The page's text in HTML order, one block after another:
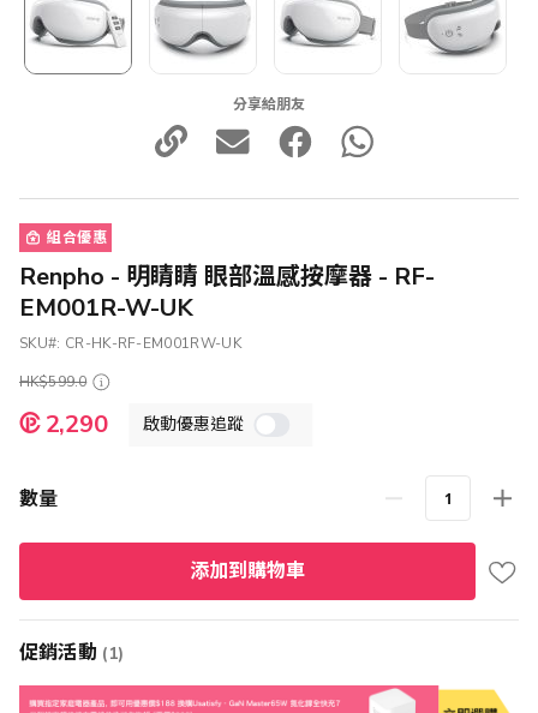
分享給朋友
組合優惠
Renpho - 明睛睛 眼部溫感按摩器 - RF-
EM001R-W-UK
SKU
CR-HK-RF-EM001RW-UK
HK$599.0
特
殊
啟動優惠追蹤
2,290
數量
添加到購物車
促銷活動 (1)